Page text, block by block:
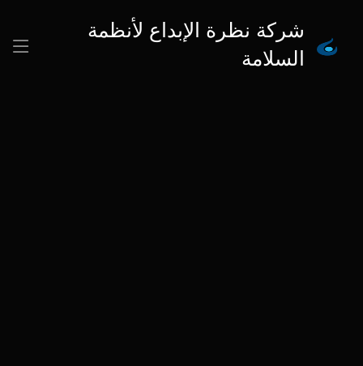
شركة نظرة الإبداع لأنظمة
السلامة